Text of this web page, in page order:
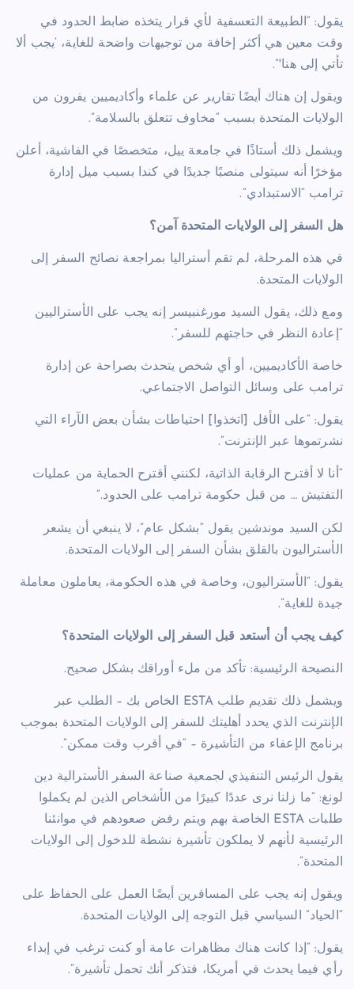
يقول: “الطبيعة التعسفية لأي قرار يتخذه ضابط الحدود في
وقت معين هي أكثر إخافة من توجيهات واضحة للغاية، ‘يجب ألا
تأتي إلى هنا'”.
ويقول إن هناك أيضًا تقارير عن علماء وأكاديميين يفرون من
الولايات المتحدة بسبب “مخاوف تتعلق بالسلامة”.
ويشمل ذلك أستاذًا في جامعة ييل، متخصصًا في الفاشية، أعلن
مؤخرًا أنه سيتولى منصبًا جديدًا في كندا بسبب ميل إدارة
ترامب “الاستبدادي”.
هل السفر إلى الولايات المتحدة آمن؟
في هذه المرحلة، لم تقم أستراليا بمراجعة نصائح السفر إلى
الولايات المتحدة.
ومع ذلك، يقول السيد مورغنبيسر إنه يجب على الأستراليين
“إعادة النظر في حاجتهم للسفر”.
خاصة الأكاديميين، أو أي شخص يتحدث بصراحة عن إدارة
ترامب على وسائل التواصل الاجتماعي.
يقول: “على الأقل [اتخذوا] احتياطات بشأن بعض الآراء التي
نشرتموها عبر الإنترنت”.
“أنا لا أقترح الرقابة الذاتية، لكنني أقترح الحماية من عمليات
التفتيش … من قبل حكومة ترامب على الحدود.”
لكن السيد موندشين يقول “بشكل عام”، لا ينبغي أن يشعر
الأستراليون بالقلق بشأن السفر إلى الولايات المتحدة.
يقول: “الأستراليون، وخاصة في هذه الحكومة، يعاملون معاملة
جيدة للغاية”.
كيف يجب أن أستعد قبل السفر إلى الولايات المتحدة؟
النصيحة الرئيسية: تأكد من ملء أوراقك بشكل صحيح.
ويشمل ذلك تقديم طلب ESTA الخاص بك – الطلب عبر
الإنترنت الذي يحدد أهليتك للسفر إلى الولايات المتحدة بموجب
برنامج الإعفاء من التأشيرة – “في أقرب وقت ممكن”.
يقول الرئيس التنفيذي لجمعية صناعة السفر الأسترالية دين
لونغ: “ما زلنا نرى عددًا كبيرًا من الأشخاص الذين لم يكملوا
طلبات ESTA الخاصة بهم ويتم رفض صعودهم في موانئنا
الرئيسية لأنهم لا يملكون تأشيرة نشطة للدخول إلى الولايات
المتحدة”.
ويقول إنه يجب على المسافرين أيضًا العمل على الحفاظ على
“الحياد” السياسي قبل التوجه إلى الولايات المتحدة.
يقول: “إذا كانت هناك مظاهرات عامة أو كنت ترغب في إبداء
رأي فيما يحدث في أمريكا، فتذكر أنك تحمل تأشيرة”.